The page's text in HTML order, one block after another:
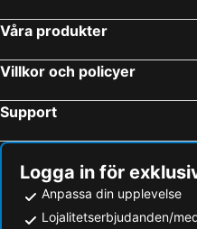
Våra produkter
Villkor och policyer
Support
Logga in för
Anpassa din upplevelse
Lojalitetserbjudanden/